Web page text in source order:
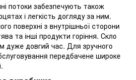
потоки забезпечують також
і легкість догляду за ним.
поверхні з внутрішньої сторони
та інші продукти горіння. Скло
дуже довгий час. Для зручного
передбачене широке